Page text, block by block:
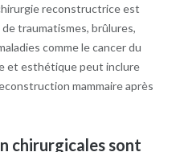
reconstructrice est
traumatismes, brûlures,
comme le cancer du
et esthétique peut inclure
mammaire après
chirurgicales sont